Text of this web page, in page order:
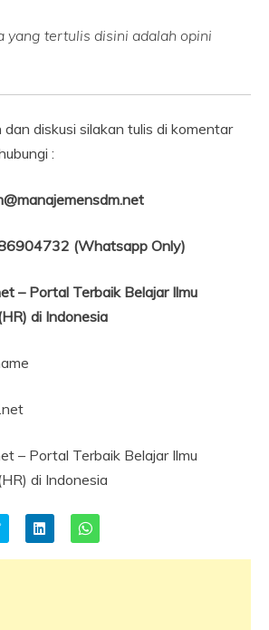
yang tertulis disini adalah opini
diskusi silakan tulis di komentar
:
(Whatsapp Only)
– Portal Terbaik Belajar Ilmu
di Indonesia
– Portal Terbaik Belajar Ilmu
di Indonesia
to
on
to
on
to
on